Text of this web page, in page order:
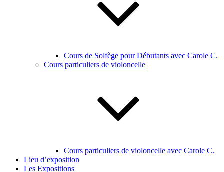
Cours de Solfège pour Débutants avec Carole C.
Cours particuliers de violoncelle
Cours particuliers de violoncelle avec Carole C.
Lieu d’exposition
Les Expositions